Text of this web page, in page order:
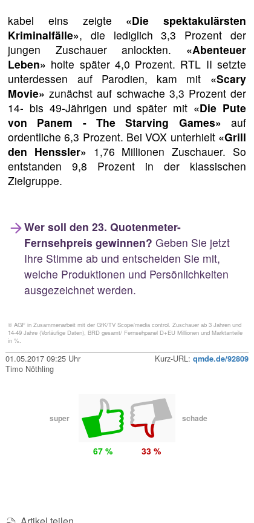
kabel eins zeigte «Die spektakulärsten
Kriminalfälle», die lediglich 3,3 Prozent der
jungen Zuschauer anlockten. «Abenteuer
Leben» holte später 4,0 Prozent. RTL II setzte
unterdessen auf Parodien, kam mit «Scary
Movie» zunächst auf schwache 3,3 Prozent der
14- bis 49-Jährigen und später mit «Die Pute
von Panem - The Starving Games» auf
ordentliche 6,3 Prozent. Bei VOX unterhielt «Grill
den Henssler» 1,76 Millionen Zuschauer. So
entstanden 9,8 Prozent in der klassischen
Zielgruppe.
Wer soll den 23. Quotenmeter-
Fernsehpreis gewinnen? Geben Sie jetzt
Ihre Stimme ab und entscheiden Sie mit,
welche Produktionen und Persönlichkeiten
ausgezeichnet werden.
© AGF in Zusammenarbeit mit der GfK/TV Scope/media control. Zuschauer ab 3 Jahren und
14-49 Jahre (Vorläufige Daten), BRD gesamt/ Fernsehpanel D+EU Millionen und Marktanteile
in %.
01.05.2017 09:25 Uhr Kurz-URL: qmde.de/92809
Timo Nöthling
super schade
67 % 33 %